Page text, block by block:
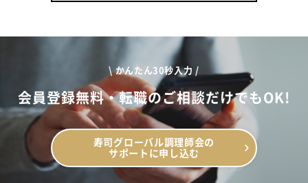
\ かんたん30秒入力 /
会員登録無料・転職のご相談だけでもOK!
寿司グローバル調理師会の
サポートに申し込む